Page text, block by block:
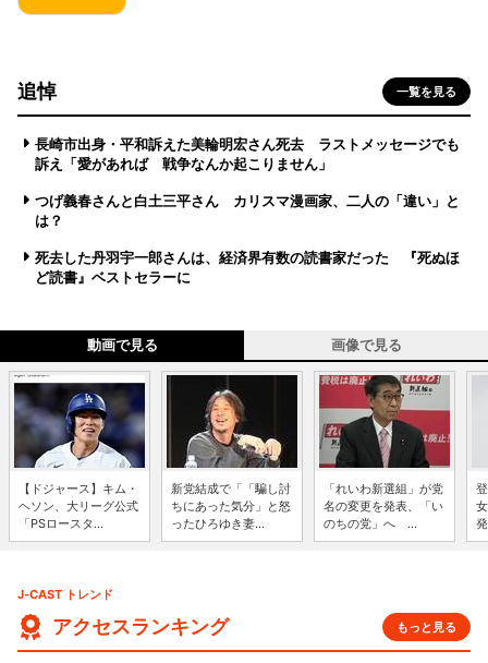
追悼 一覧を見る
長崎市出身・平和訴えた美輪明宏さん死去 ラストメッセージでも
訴え「愛があれば 戦争なんか起こりません」
つげ義春さんと白土三平さん カリスマ漫画家、二人の「違い」と
は？
死去した丹羽宇一郎さんは、経済界有数の読書家だった 『死ぬほ
ど読書』ベストセラーに
動画で見る 画像で見る
【ドジャース】キム・
ヘソン、大リーグ公式
「PSロースタ...
新党結成で「「騙し討
ちにあった気分」と怒
ったひろゆき妻...
「れいわ新選組」が党
名の変更を発表、「い
のちの党」へ ...
J-CAST トレンド
アクセスランキング もっと見る